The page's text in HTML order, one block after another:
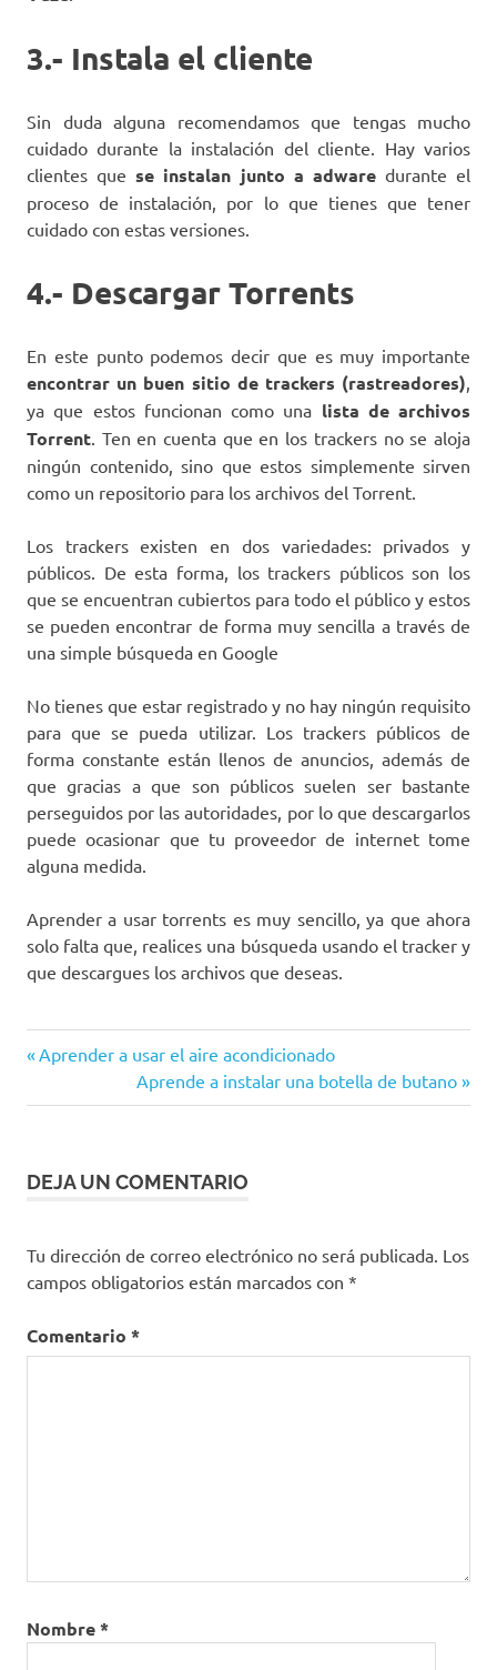
3.- Instala el cliente
Sin duda alguna recomendamos que tengas mucho
cuidado durante la instalación del cliente. Hay varios
clientes que se instalan junto a adwaredurante el
proceso de instalación, por lo que tienes que tener
cuidado con estas versiones.
4.- Descargar Torrents
En este punto podemos decir que es muy importante
encontrar un buen sitio de trackers (rastreadores)
ya que estos funcionan como una lista de archivos
Torrent . Ten en cuenta que en los trackers no se aloja
ningún contenido, sino que estos simplemente sirven
como un repositorio para los archivos del Torrent.
Los trackers existen en dos variedades: privados y
públicos. De esta forma, los trackers públicos son los
que se encuentran cubiertos para todo el público y estos
se pueden encontrar de forma muy sencilla a través de
una simple búsqueda en Google
No tienes que estar registrado y no hay ningún requisito
para que se pueda utilizar. Los trackers públicos de
forma constante están llenos de anuncios, además de
que gracias a que son públicos suelen ser bastante
perseguidos por las autoridades, por lo que descargarlos
puede ocasionar que tu proveedor de internet tome
alguna medida.
Aprender a usar torrents es muy sencillo, ya que ahora
solo falta que, realices una búsqueda usando el tracker y
que descargues los archivos que deseas.
Navegación
de
Entrada
Aprender a usar el aire acondicionado
Siguiente
entrada:
Aprende a instalar una botella de butano
DEJA UN COMENTARIO
Tu dirección de correo electrónico no será publicada. Los
campos obligatorios están marcados con *
Comentario *
Nombre*